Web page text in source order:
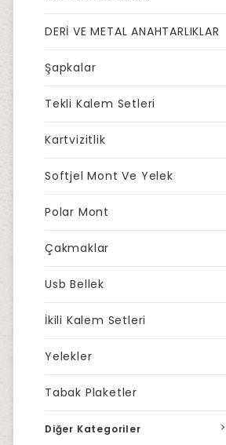
DERİ VE METAL ANAHTARLIKLAR
Şapkalar
Tekli Kalem Setleri
Kartvizitlik
Softjel Mont Ve Yelek
Polar Mont
Çakmaklar
Usb Bellek
İkili Kalem Setleri
Yelekler
Tabak Plaketler
Diğer Kategoriler